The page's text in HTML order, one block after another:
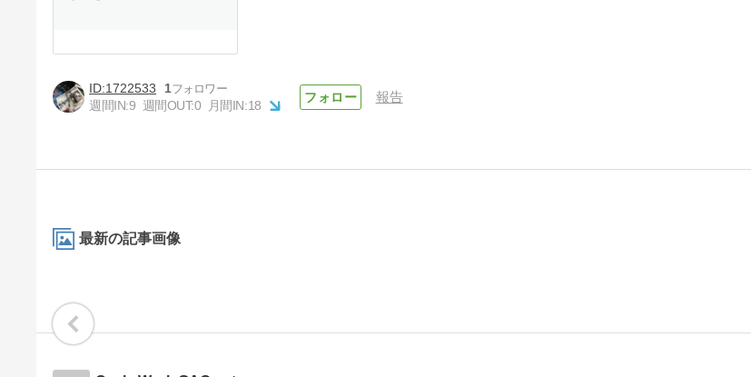
1722533
1
週間IN:9 週間OUT:0 月間IN:18
報告
最新の記事画像